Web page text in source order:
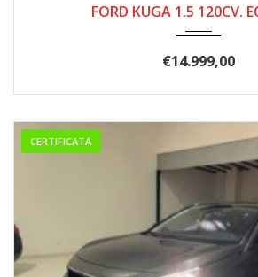
FORD KUGA 1.5 120CV.
€14.999,00
CERTIFICATA